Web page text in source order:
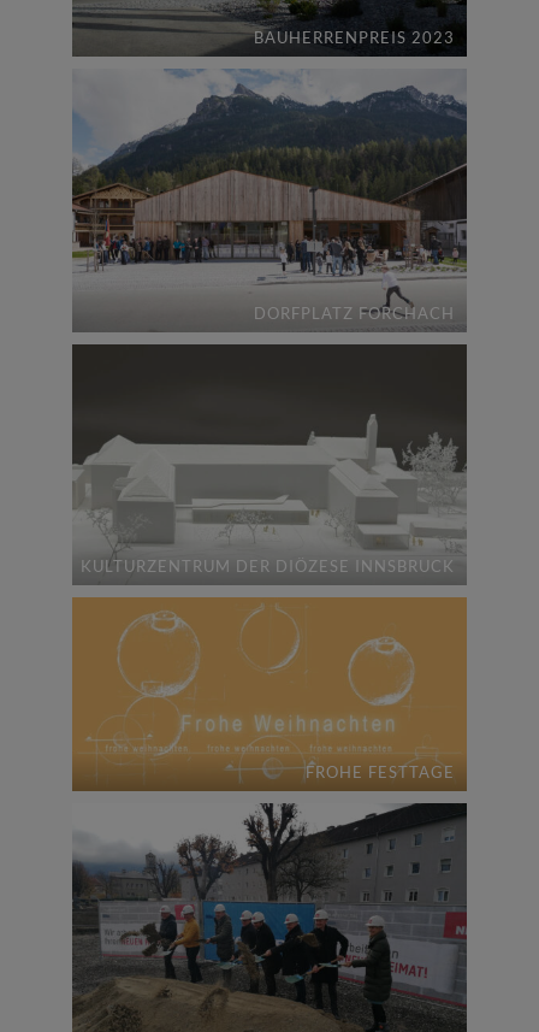
BAUHERRENPREIS 2023
DORFPLATZ FORCHACH
KULTURZENTRUM DER DIÖZESE INNSBRUCK
FROHE FESTTAGE